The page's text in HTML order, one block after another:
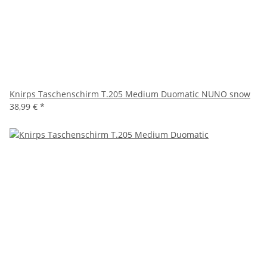
Knirps Taschenschirm T.205 Medium Duomatic NUNO snow
38,99 € *